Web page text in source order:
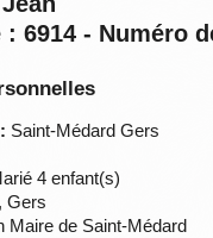
: 6914 - Numéro
Saint-Médard Gers
4 enfant(s)
Gers
Maire de Saint-Médard